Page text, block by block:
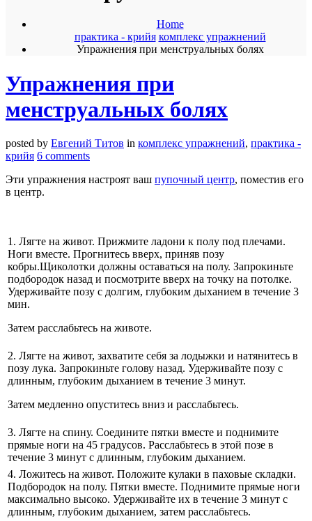
Home
практика - крийя комплекс упражнений
Упражнения при менструальных болях
Упражнения при
менструальных болях
posted by Евгений Титов in комплекс упражнений, практика -
крийя 6 comments
Эти упражнения настроят ваш пупочный центр, поместив его
в центр.
1. Лягте на живот. Прижмите ладони к полу под плечами.
Ноги вместе. Прогнитесь вверх, приняв позу
кобры.Щиколотки должны оставаться на полу. Запрокиньте
подбородок назад и посмотрите вверх на точку на потолке.
Удерживайте позу с долгим, глубоким дыханием в течение 3
мин.
Затем расслабьтесь на животе.
2. Лягте на живот, захватите себя за лодыжки и натянитесь в
позу лука. Запрокиньте голову назад. Удерживайте позу с
длинным, глубоким дыханием в течение 3 минут.
Затем медленно опуститесь вниз и расслабьтесь.
3. Лягте на спину. Соедините пятки вместе и поднимите
прямые ноги на 45 градусов. Расслабьтесь в этой позе в
течение 3 минут с длинным, глубоким дыханием.
4. Ложитесь на живот. Положите кулаки в паховые складки.
Подбородок на полу. Пятки вместе. Поднимите прямые ноги
максимально высоко. Удерживайте их в течение 3 минут с
длинным, глубоким дыханием, затем расслабьтесь.